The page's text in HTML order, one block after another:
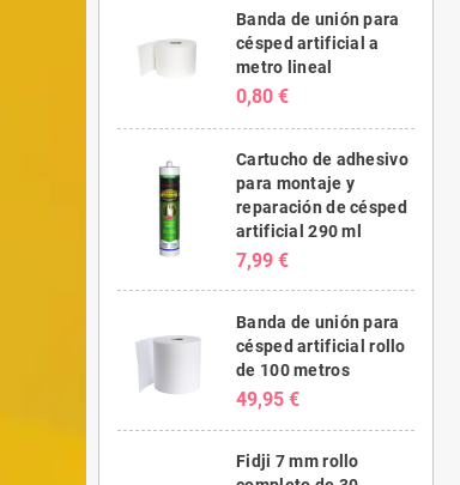
Banda de unión para
césped artificial a
metro lineal
0,80 €
Cartucho de adhesivo
para montaje y
reparación de césped
artificial 290 ml
7,99 €
Banda de unión para
césped artificial rollo
de 100 metros
49,95 €
Fidji 7 mm rollo